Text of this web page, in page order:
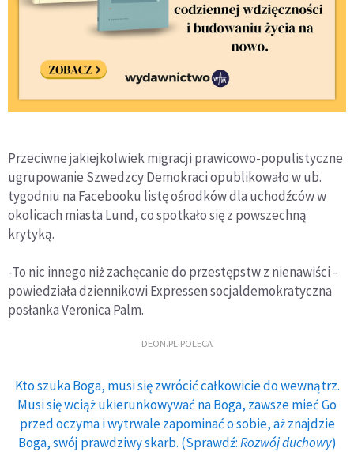
Przeciwne jakiejkolwiek migracji prawicowo-populistyczne
ugrupowanie Szwedzcy Demokraci opublikowało w ub.
tygodniu na Facebooku listę ośrodków dla uchodźców w
okolicach miasta Lund, co spotkało się z powszechną
krytyką.
-To nic innego niż zachęcanie do przestępstw z nienawiści -
powiedziała dziennikowi Expressen socjaldemokratyczna
posłanka Veronica Palm.
DEON.PL POLECA
Kto szuka Boga, musi się zwrócić całkowicie do wewnątrz.
Musi się wciąż ukierunkowywać na Boga, zawsze mieć Go
przed oczyma i wytrwale zapominać o sobie, aż znajdzie
Boga, swój prawdziwy skarb. (Sprawdź:Rozwój duchowy)